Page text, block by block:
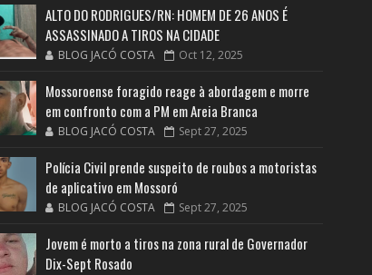
ALTO DO RODRIGUES/RN: HOMEM DE 26 ANOS É
ASSASSINADO A TIROS NA CIDADE
BLOG JACÓ COSTA Oct 12, 2025
Mossoroense foragido reage à abordagem e morre
em confronto com a PM em Areia Branca
BLOG JACÓ COSTA Sept 27, 2025
Polícia Civil prende suspeito de roubos a motoristas
de aplicativo em Mossoró
BLOG JACÓ COSTA Sept 27, 2025
Jovem é morto a tiros na zona rural de Governador
Dix-Sept Rosado